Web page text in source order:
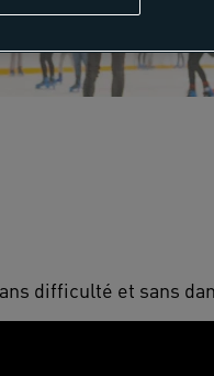
difficulté et sans